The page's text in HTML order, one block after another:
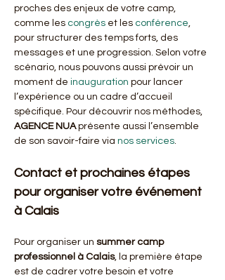
proches des enjeux de votre camp,
comme les congrès et les conférence,
pour structurer des temps forts, des
messages et une progression. Selon votre
scénario, nous pouvons aussi prévoir un
moment de inauguration pour lancer
l’expérience ou un cadre d’accueil
spécifique. Pour découvrir nos méthodes,
AGENCE NUA présente aussi l’ensemble
de son savoir-faire via nos services.
Contact et prochaines étapes
pour organiser votre événement
à Calais
Pour organiser un summer camp
professionnel à Calais, la première étape
est de cadrer votre besoin et votre